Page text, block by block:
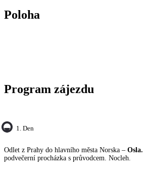
Poloha
Program zájezdu
1. Den
Odlet z Prahy do hlavního města Norska – Osla.
podvečerní procházka s průvodcem. Nocleh.